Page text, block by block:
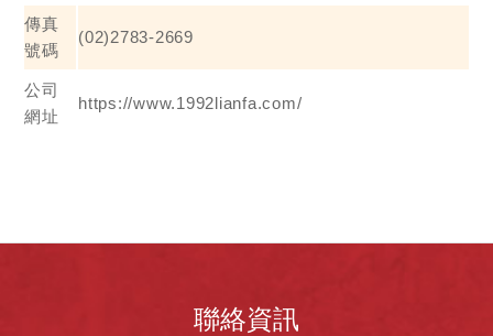
傳真
號碼
(02)2783-2669
公司
網址
https://www.1992lianfa.com/
聯絡資訊